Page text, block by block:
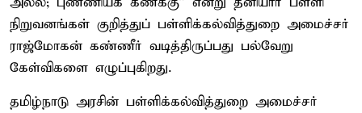
நிறுவனங்கள் குறித்துப் பள்ளிக்கல்வித்துறை அமைச்சர்
ராஜ்மோகன் கண்ணீர் வடித்திருப்பது பல்வேறு
கேள்விகளை எழுப்புகிறது.
தமிழ்நாடு அரசின் பள்ளிக்கல்வித்துறை அமைச்சர்